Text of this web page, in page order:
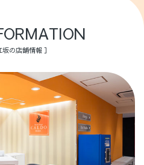
坂の店舗情報 ］